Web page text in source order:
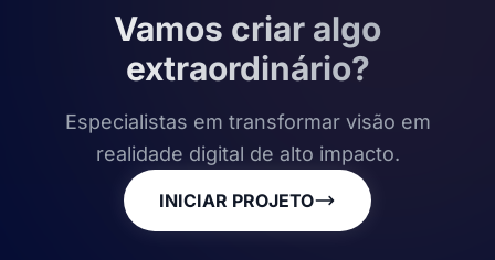
Vamos criar algo
extraordinário?
Especialistas em transformar visão em
realidade digital de alto impacto.
INICIAR PROJETO